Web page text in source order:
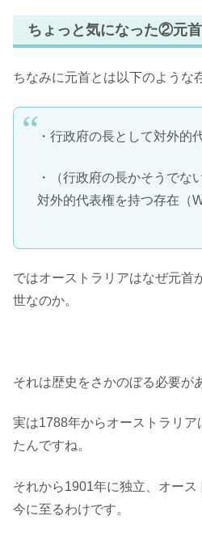
ちょっと気になった②元
ちなみに元首とは以下のような
・行政府の長として対外的
・（行政府の長かそうでな
対外的代表権を持つ存在（
ではオーストラリアはなぜ元首
世なのか。
それは歴史をさかのぼる必要が
実は1788年からオーストラリア
たんですね。
それから1901年に独立、オース
今に至るわけです。